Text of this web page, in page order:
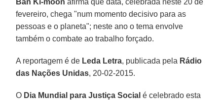
fevereiro, chega "num momento decisivo para as
pessoas e o planeta"; neste ano o tema envolve
também o combate ao trabalho forçado.
A reportagem é de Leda Letra, publicada pela Rádio
das Nações Unidas, 20-02-2015.
O Dia Mundial para Justiça Social é celebrado esta